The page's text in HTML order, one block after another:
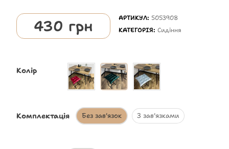
430 грн АРТИКУЛ: 5053908
КАТЕГОРІЯ:Сидіння
Колір
Комплектація Без зав'язок З зав'язками